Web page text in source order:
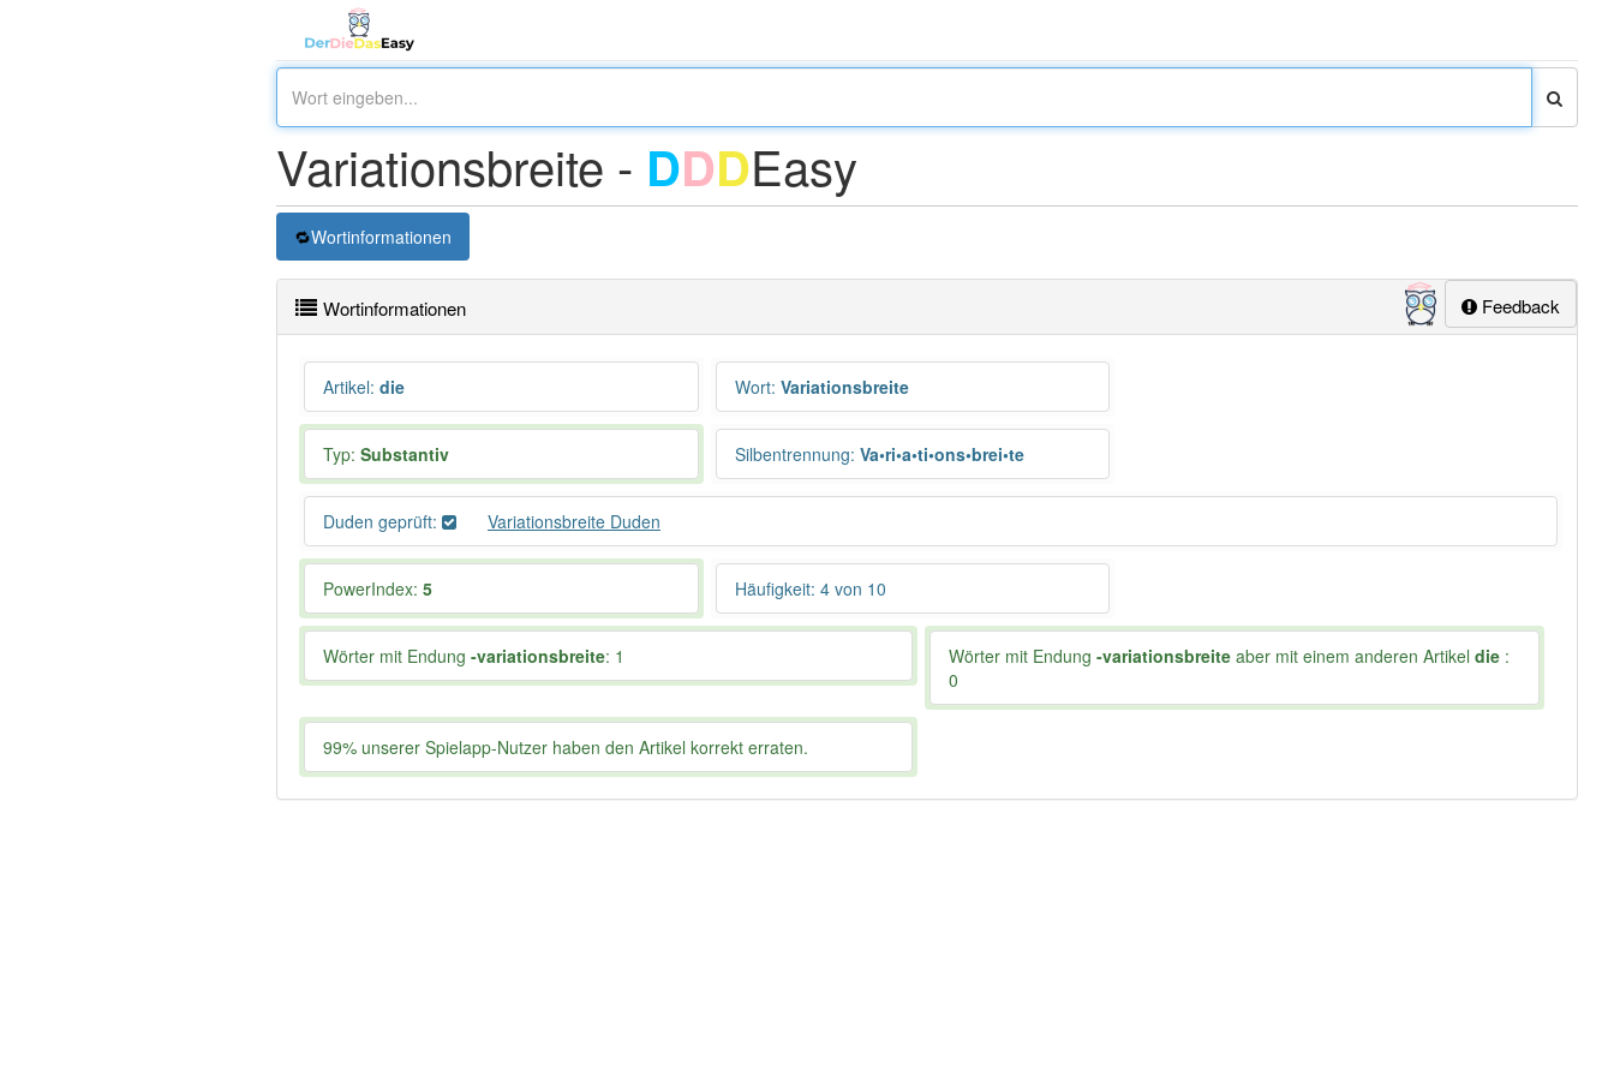
Variationsbreite - DDDEasy
Wortinformationen
Feedback
Wortinformationen
Artikel: die Wort: Variationsbreite
Typ: Substantiv Silbentrennung: Va•ri•a•ti•ons•brei•te
Duden geprüft: Variationsbreite Duden
PowerIndex: 5 Häufigkeit: 4 von 10
Wörter mit Endung -variationsbreite: 1 Wörter mit Endung-variationsbreite aber mit einem anderen Artikeldie :
0
99% unserer Spielapp-Nutzer haben den Artikel korrekt erraten.